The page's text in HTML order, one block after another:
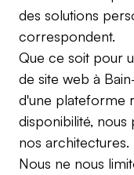
des solutions
correspondent.
Que ce soit pour
de site web à
d'une plateforme
disponibilité,
nos architectures.
Nous ne nous